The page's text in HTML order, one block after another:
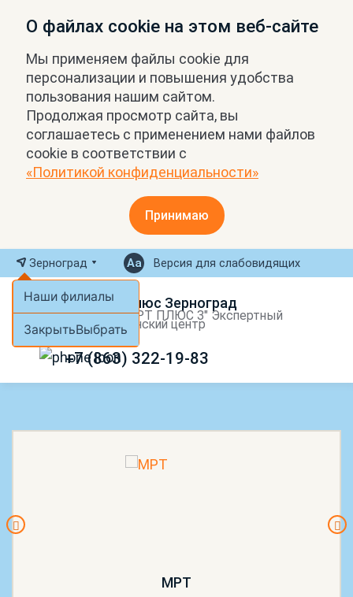
О файлах cookie на этом веб-сайте
Мы применяем файлы cookie для
персонализации и повышения удобства
пользования нашим сайтом.
Продолжая просмотр сайта, вы
соглашаетесь с применением нами файлов
cookie в соответствии с
«Политикой конфиденциальности»
Принимаю
Зерноград
Наши филиалы
ЗакрытьВыбрать
Версия для слабовидящих
МРТ Плюс Зерноград
ООО "МРТ ПЛЮС З" Экспертный
медицинский центр
+7 (863) 322-19-83
МРТ